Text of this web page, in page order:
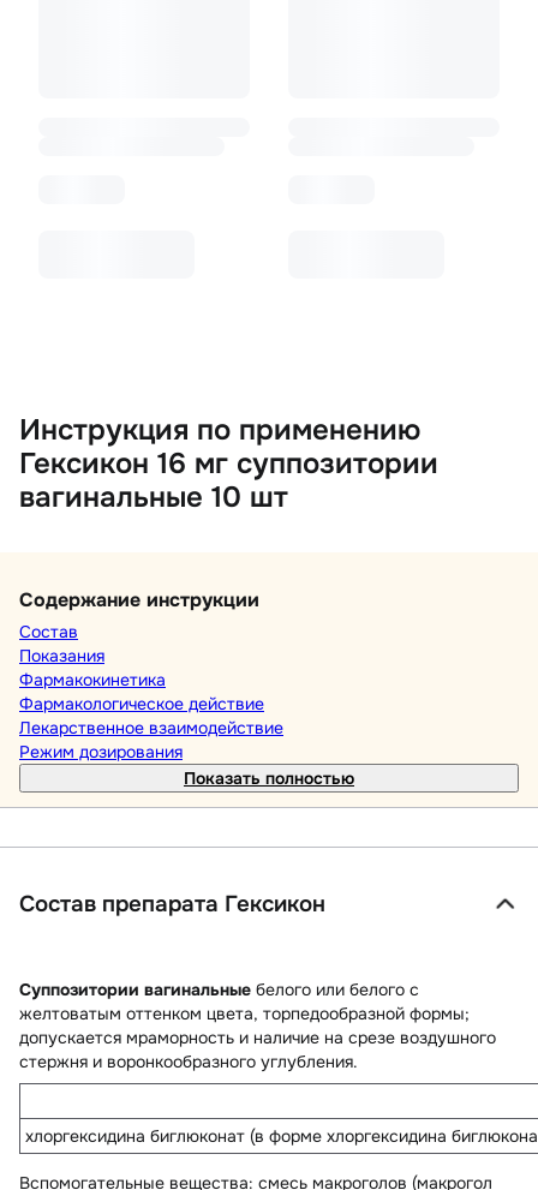
Инструкция по применению
Гексикон 16 мг суппозитории
вагинальные 10 шт
Содержание инструкции
Состав
Показания
Фармакокинетика
Фармакологическое действие
Лекарственное взаимодействие
Режим дозирования
Показать полностью
Состав препарата Гексикон
Суппозитории вагинальные белого или белого с
желтоватым оттенком цвета, торпедообразной формы;
допускается мраморность и наличие на срезе воздушного
стержня и воронкообразного углубления.
хлоргексидина биглюконат (в форме хлоргексидина
Вспомогательные вещества: смесь макроголов (макрогол